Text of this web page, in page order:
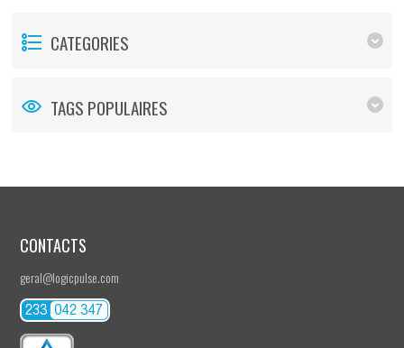
CATEGORIES
TAGS POPULAIRES
CONTACTS
geral@logicpulse.com